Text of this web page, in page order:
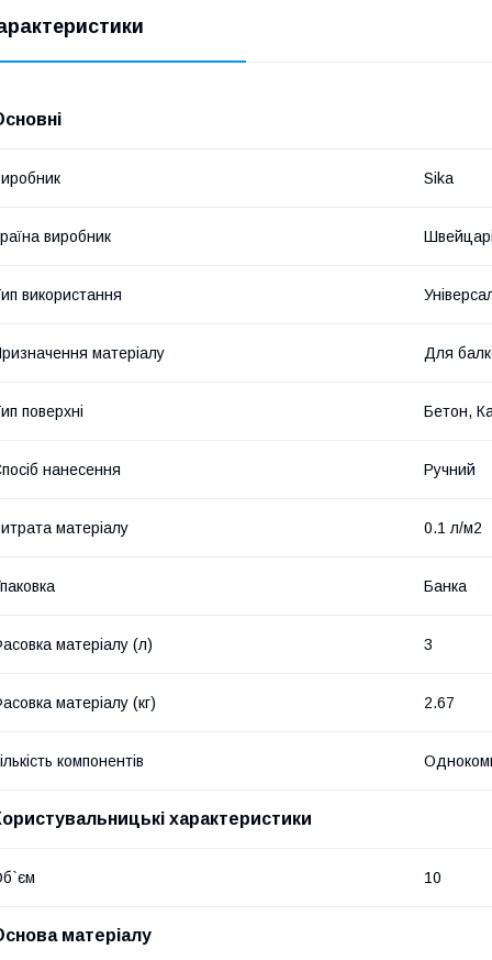
Sika
виробник
використання
матеріалу Для
поверхні Бетон,
нанесення Ручний
матеріалу 0.1 л/м2
Банка
матеріалу (л) 3
матеріалу (кг) 2.67
компонентів
характеристики
10
матеріалу